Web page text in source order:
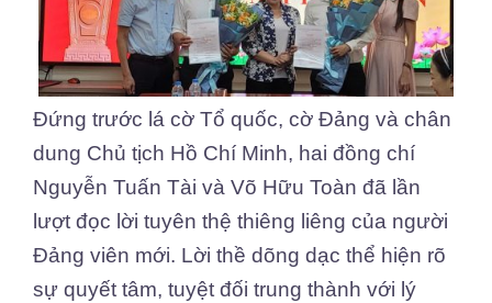
Đứng trước lá cờ Tổ quốc, cờ Đảng và chân
dung Chủ tịch Hồ Chí Minh, hai đồng chí
Nguyễn Tuấn Tài và Võ Hữu Toàn đã lần
lượt đọc lời tuyên thệ thiêng liêng của người
Đảng viên mới. Lời thề dõng dạc thể hiện rõ
sự quyết tâm, tuyệt đối trung thành với lý